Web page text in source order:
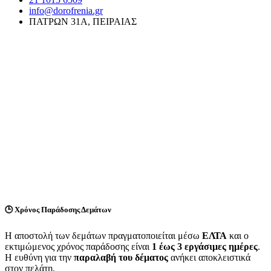
info@dorofrenia.gr
ΠΑΤΡΩΝ 31Α, ΠΕΙΡΑΙΑΣ
🕒Χρόνος Παράδοσης Δεμάτων
Η αποστολή των δεμάτων πραγματοποιείται μέσω ΕΛΤΑ και ο
εκτιμώμενος χρόνος παράδοσης είναι 1 έως 3 εργάσιμες ημέρες.
Η ευθύνη για την παραλαβή του δέματος ανήκει αποκλειστικά
στον πελάτη.